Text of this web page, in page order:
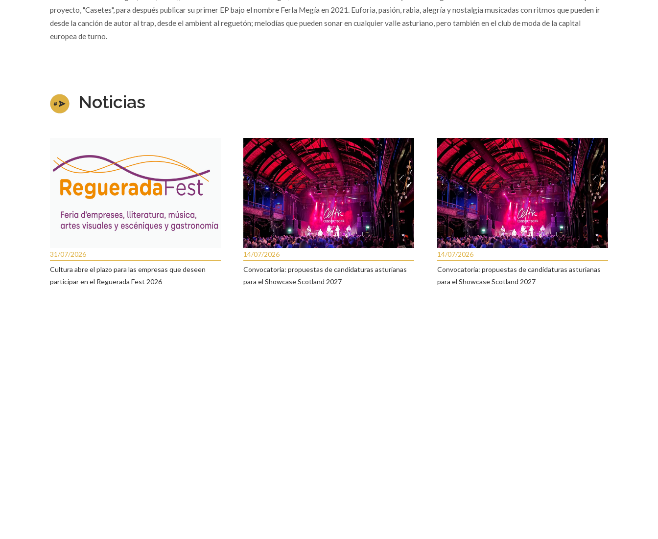
proyecto, "Casetes", para después publicar su primer EP bajo el nombre Ferla Megía en 2021. Euforia, pasión, rabia, alegría y nostalgia musicadas con ritmos que pueden ir
desde la canción de autor al trap, desde el ambient al reguetón; melodías que pueden sonar en cualquier valle asturiano, pero también en el club de moda de la capital
europea de turno.
Noticias
31/07/2026
Cultura abre el plazo para las empresas que deseen
participar en el Reguerada Fest 2026
14/07/2026
Convocatoria: propuestas de candidaturas asturianas
para el Showcase Scotland 2027
14/07/2026
Convocatoria: propuestas de candidaturas asturianas
para el Showcase Scotland 2027